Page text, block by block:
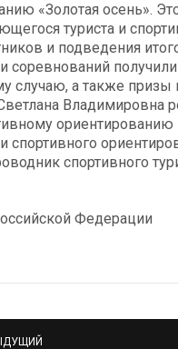
«Золотая осень».
туриста и
и подведения
соревнований
случаю, а также призы
Владимировна
спортивного
спортивного
Федерации